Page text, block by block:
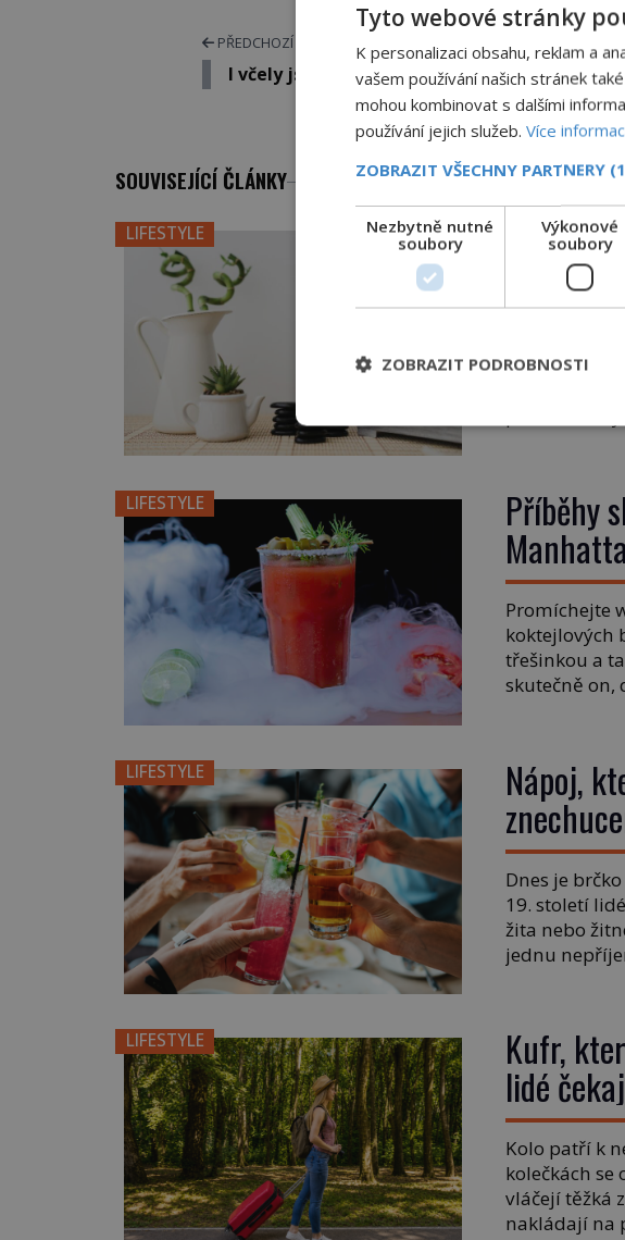
PŘEDCHOZÍ ČLÁNEK
I včely jsou občas náladové!
SOUVISEJÍCÍ ČLÁNKY
LIFESTYLE Feng
má
Proč někdo
do pokoje
tvrdí, že
LIFESTYLE Příběhy
Promíchejte
koktejlových
třešinkou a
skutečně on,
LIFESTYLE Nápoj,
Dnes je
19. století
žita nebo
jednu
náustků k
[…]
LIFESTYLE Kufr,
lidé
let?
Kolo patří k
kolečkách se
vláčejí těžká
nakládají na
Tyto webové stránky
K personalizaci obsahu, reklam a
vašem používání našich stránek
mohou kombinovat s dalšími
používání jejich služeb. Více
ZOBRAZIT VŠECHNY PARTNERY
Nezbytně nutné
soubory
Výkonové
soubory
ZOBRAZIT PODROBNOSTI